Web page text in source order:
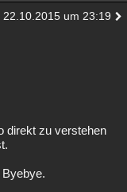
22.10.2015 um 23:19
direkt zu verstehen